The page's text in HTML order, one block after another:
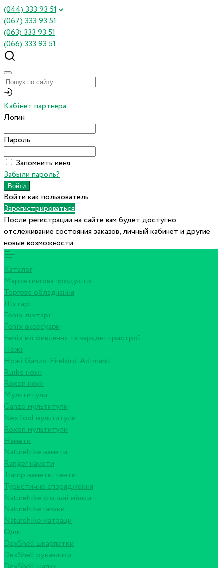
(044) 333 93 51
(067) 333 93 51
(063) 333 93 51
(066) 333 93 51
Кабінет партнера
Логин
Пароль
Запомнить меня
Забыли пароль?
Войти как пользователь
Зарегистрироваться
После регистрации на сайте вам будет доступно
отслеживание состояния заказов, личный кабинет и другие
новые возможности
Каталог
Маркетингова продукція
Торгове обладнання
Ліхтарі
Fenix ліхтарі
Fenix аксесуари
Fenix ел живлення та зарядні пристрої
Ножі
Ножі Ganzo-Firebird-Adimanti
Ruike ножі
Roxon ножi
Мультитули
Ganzo мультитули
NexTool мультитули
Roxon мультитули
Намети
Naturehike намети
Ranger намети
Tramp намети, тенти
Туристичне спорядження
Naturehike спальні мішки
Naturehike гамаки
Naturehike матраци
Одяг
DexShell шкарпетки
DexShell рукавички